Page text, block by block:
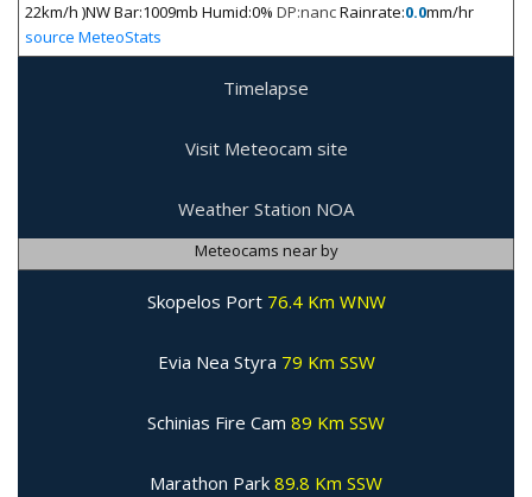
22km/h )NW Bar:1009mb Humid:0% DP:nancRainrate:0.0mm/hr
source MeteoStats
Timelapse
Visit Meteocam site
Weather Station NOA
Meteocams near by
Skopelos Port 76.4 Km WNW
Evia Nea Styra 79 Km SSW
Schinias Fire Cam 89 Km SSW
Marathon Park 89.8 Km SSW